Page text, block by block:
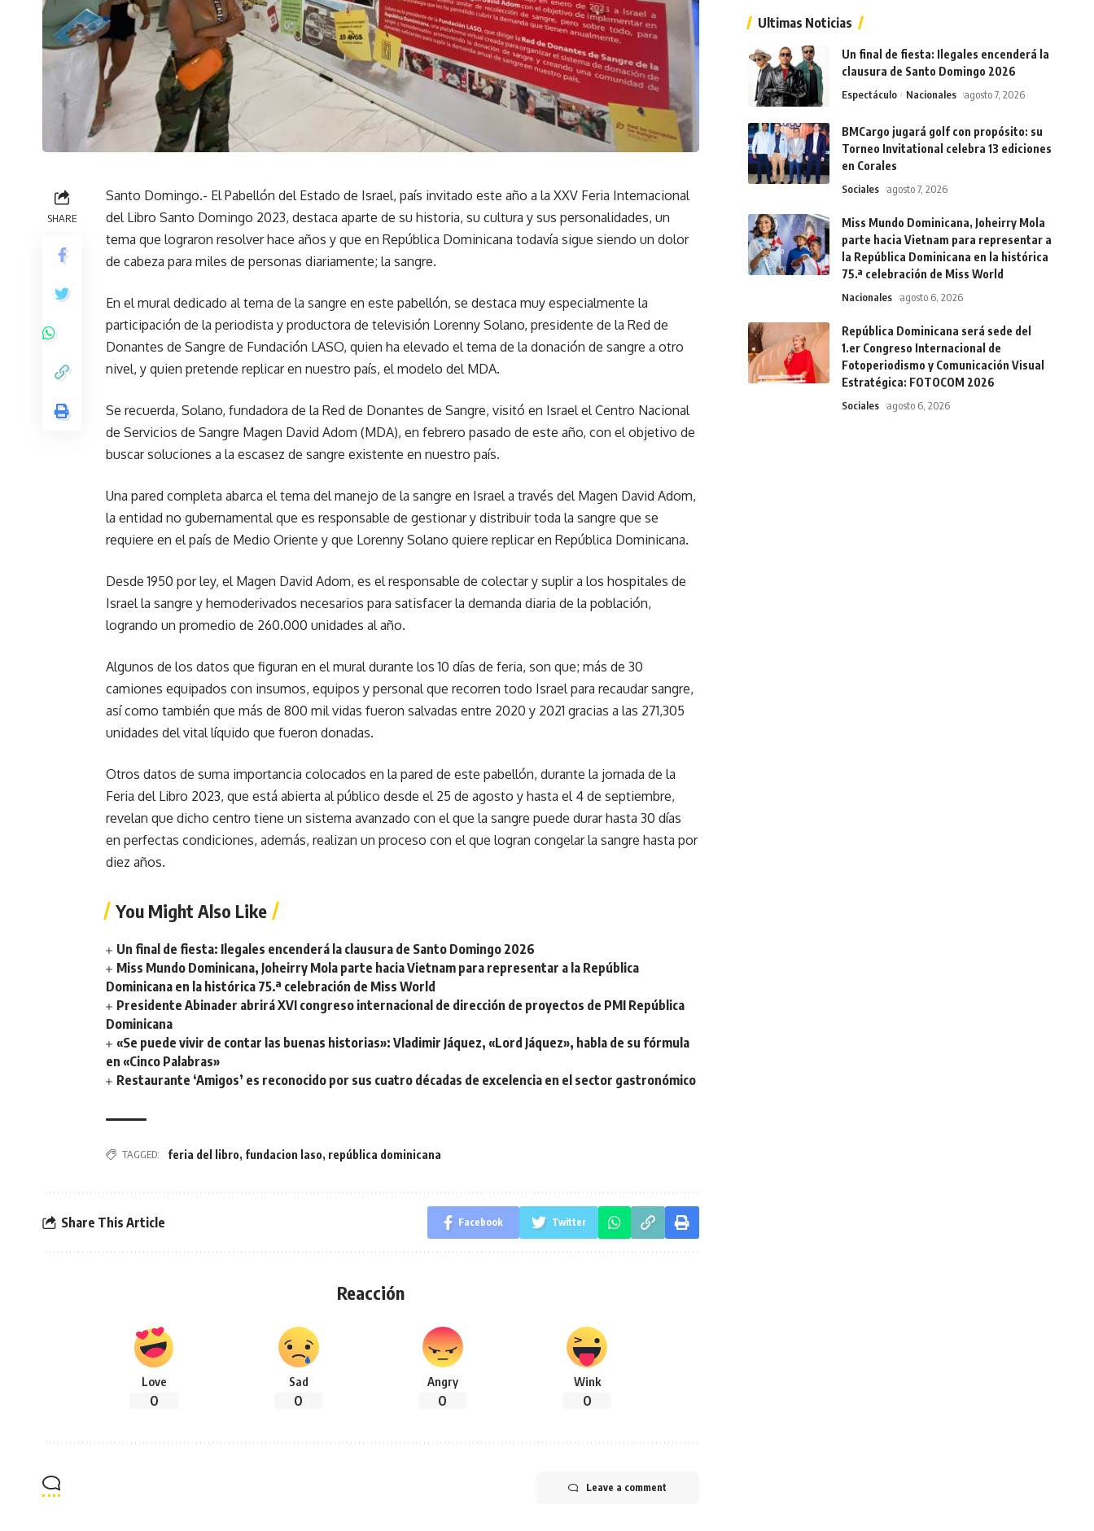
SHARE
Santo Domingo.- El Pabellón del Estado de Israel, país invitado este año a la XXV Feria Internacional
del Libro Santo Domingo 2023, destaca aparte de su historia, su cultura y sus personalidades, un
tema que lograron resolver hace años y que en República Dominicana todavía sigue siendo un dolor
de cabeza para miles de personas diariamente; la sangre.
En el mural dedicado al tema de la sangre en este pabellón, se destaca muy especialmente la
participación de la periodista y productora de televisión Lorenny Solano, presidente de la Red de
Donantes de Sangre de Fundación LASO, quien ha elevado el tema de la donación de sangre a otro
nivel, y quien pretende replicar en nuestro país, el modelo del MDA.
Se recuerda, Solano, fundadora de la Red de Donantes de Sangre, visitó en Israel el Centro Nacional
de Servicios de Sangre Magen David Adom (MDA), en febrero pasado de este año, con el objetivo de
buscar soluciones a la escasez de sangre existente en nuestro país.
Una pared completa abarca el tema del manejo de la sangre en Israel a través del Magen David Adom,
la entidad no gubernamental que es responsable de gestionar y distribuir toda la sangre que se
requiere en el país de Medio Oriente y que Lorenny Solano quiere replicar en República Dominicana.
Desde 1950 por ley, el Magen David Adom, es el responsable de colectar y suplir a los hospitales de
Israel la sangre y hemoderivados necesarios para satisfacer la demanda diaria de la población,
logrando un promedio de 260.000 unidades al año.
Algunos de los datos que figuran en el mural durante los 10 días de feria, son que; más de 30
camiones equipados con insumos, equipos y personal que recorren todo Israel para recaudar sangre,
así como también que más de 800 mil vidas fueron salvadas entre 2020 y 2021 gracias a las 271,305
unidades del vital líquido que fueron donadas.
Otros datos de suma importancia colocados en la pared de este pabellón, durante la jornada de la
Feria del Libro 2023, que está abierta al público desde el 25 de agosto y hasta el 4 de septiembre,
revelan que dicho centro tiene un sistema avanzado con el que la sangre puede durar hasta 30 días
en perfectas condiciones, además, realizan un proceso con el que logran congelar la sangre hasta por
diez años.
You Might Also Like
Un final de fiesta: Ilegales encenderá la clausura de Santo Domingo 2026
Miss Mundo Dominicana, Joheirry Mola parte hacia Vietnam para representar a la República
Dominicana en la histórica 75.ª celebración de Miss World
Presidente Abinader abrirá XVI congreso internacional de dirección de proyectos de PMI República
Dominicana
«Se puede vivir de contar las buenas historias»: Vladimir Jáquez, «Lord Jáquez», habla de su fórmula
en «Cinco Palabras»
Restaurante ‘Amigos’ es reconocido por sus cuatro décadas de excelencia en el sector gastronómico
TAGGED: feria del libro, fundacion laso, república dominicana
Share This Article Facebook Twitter
Reacción
Love
0
Sad
0
Angry
0
Wink
0
Leave a comment
Ultimas Noticias
Un final de fiesta: Ilegales encenderá la
clausura de Santo Domingo 2026
Espectáculo Nacionales agosto 7, 2026
BMCargo jugará golf con propósito: su
Torneo Invitational celebra 13 ediciones
en Corales
Sociales agosto 7, 2026
Miss Mundo Dominicana, Joheirry Mola
parte hacia Vietnam para representar a
la República Dominicana en la histórica
75.ª celebración de Miss World
Nacionales agosto 6, 2026
República Dominicana será sede del
1.er Congreso Internacional de
Fotoperiodismo y Comunicación Visual
Estratégica: FOTOCOM 2026
Sociales agosto 6, 2026